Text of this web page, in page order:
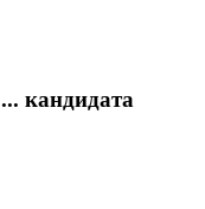
кандидата